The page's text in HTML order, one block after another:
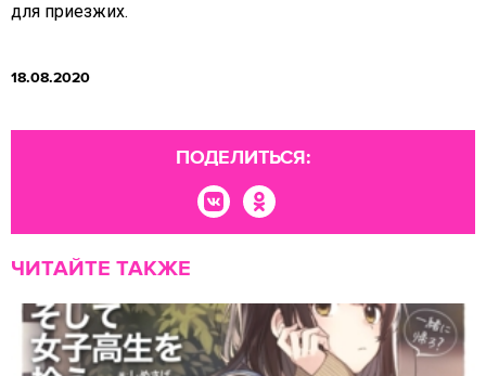
для приезжих.
18.08.2020
ПОДЕЛИТЬСЯ:
ЧИТАЙТЕ ТАКЖЕ